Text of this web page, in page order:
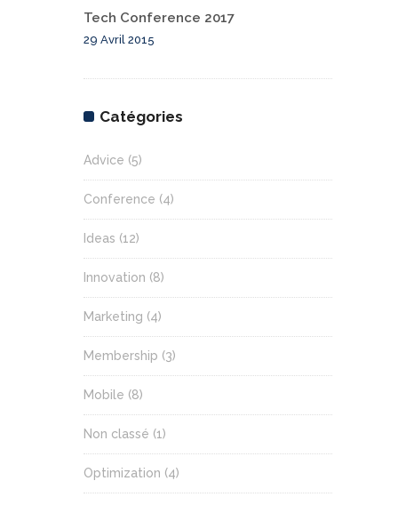
Tech Conference 2017
29 Avril 2015
Catégories
Advice (5)
Conference (4)
Ideas (12)
Innovation (8)
Marketing (4)
Membership (3)
Mobile (8)
Non classé (1)
Optimization (4)